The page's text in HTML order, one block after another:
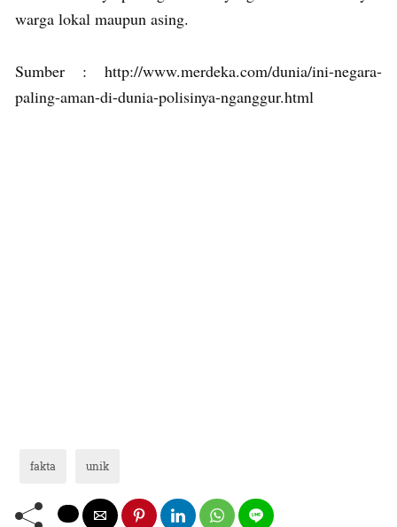
warga lokal maupun asing.
Sumber : http://www.merdeka.com/dunia/ini-negara-
paling-aman-di-dunia-polisinya-nganggur.html
fakta unik